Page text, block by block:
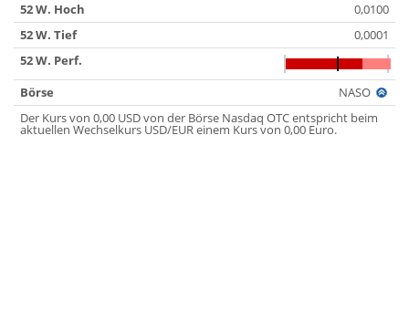
52 W. Hoch
0,0100
52 W. Tief
0,0001
52 W. Perf.
Börse
NASO
Der Kurs von 0,00 USD von der Börse Nasdaq OTC entspricht beim
aktuellen Wechselkurs USD/EUR einem Kurs von 0,00 Euro.